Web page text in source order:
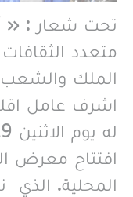
تحت شعار : «
متعدد
الملك
اشرف عامل
افتتاح معرض
المحلية. الذي